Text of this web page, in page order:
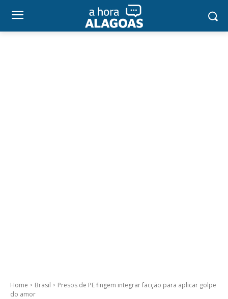
Home Brasil
Presos de PE fingem integrar facção para aplicar golpe
do amor